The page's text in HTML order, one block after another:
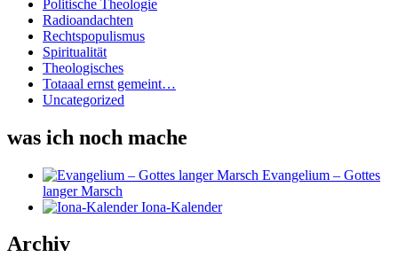
Politische Theologie
Radioandachten
Rechtspopulismus
Spiritualität
Theologisches
Totaaal ernst gemeint…
Uncategorized
was ich noch mache
Evangelium – Gottes
langer Marsch
Iona-Kalender
Archiv